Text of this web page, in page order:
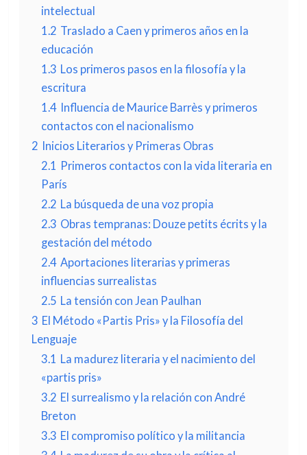
intelectual
1.2 Traslado a Caen y primeros años en la
educación
1.3 Los primeros pasos en la filosofía y la
escritura
1.4 Influencia de Maurice Barrès y primeros
contactos con el nacionalismo
2 Inicios Literarios y Primeras Obras
2.1 Primeros contactos con la vida literaria en
París
2.2 La búsqueda de una voz propia
2.3 Obras tempranas: Douze petits écrits y la
gestación del método
2.4 Aportaciones literarias y primeras
influencias surrealistas
2.5 La tensión con Jean Paulhan
3 El Método «Partis Pris» y la Filosofía del
Lenguaje
3.1 La madurez literaria y el nacimiento del
«partis pris»
3.2 El surrealismo y la relación con André
Breton
3.3 El compromiso político y la militancia